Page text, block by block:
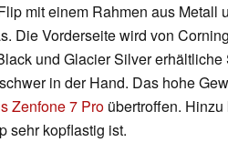
mit einem Rahmen aus Metall
Die Vorderseite wird von
und Glacier Silver erhältliche
in der Hand. Das hohe
Zenfone 7 Pro übertroffen.
sehr kopflastig ist.